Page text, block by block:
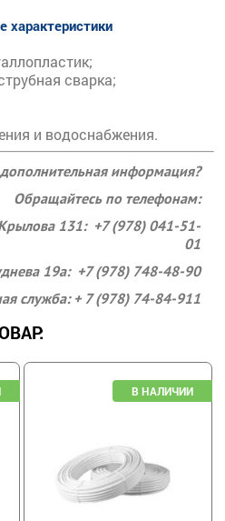
характеристики
сварка;
и водоснабжения.
информация?
Обращайтесь по телефонам:
131: +7 (978) 041-51-
01
19а: +7 (978) 748-48-90
служба: + 7 (978) 74-84-911